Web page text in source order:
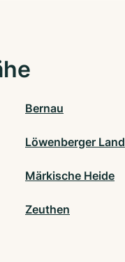
Bernau
Löwenberger Land
Märkische Heide
Zeuthen